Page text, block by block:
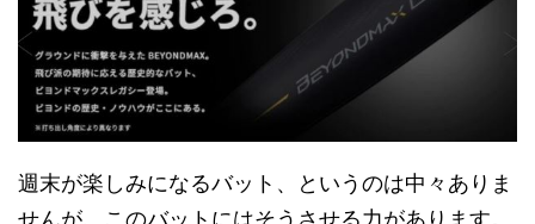
週末が楽しみになるバット、というのは中々ありま